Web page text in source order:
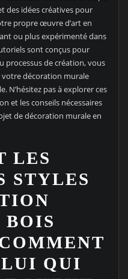
des idées créatives pour
propre œuvre d’art en
ou plus expérimenté dans
sont conçus pour
processus de création, vous
décoration murale
N’hésitez pas à explorer ces
et les conseils nécessaires
de décoration murale en
LES
STYLES
QUI